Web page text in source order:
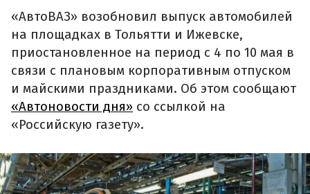
«АвтоВАЗ» возобновил выпуск автомобилей
на площадках в Тольятти и Ижевске,
приостановленное на период с 4 по 10 мая в
связи с плановым корпоративным отпуском
и майскими праздниками. Об этом сообщают
«Автоновости дня» со ссылкой на
«Российскую газету».